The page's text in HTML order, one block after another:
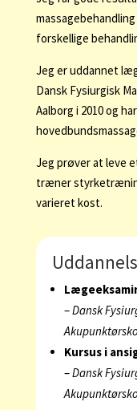
forskellige
Jeg er uddannet
Dansk Fysiurgisk
Aalborg i 2010 og
Jeg prøver at leve
træner
varieret kost.
–Dansk
Kursus i
–Dansk